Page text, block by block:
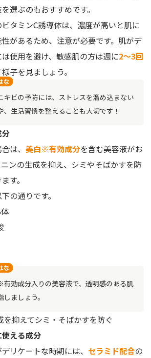
選ぶのもおすすめです。
ビタミンC誘導体は、濃度が高いと肌に
があるため、注意が必要です。肌がデ
使用を避け、敏感肌の方は週に2〜3回
子を見ましょう。
な
キビの予防には、ストレスを溜め込まない
、生活習慣を整えることも大切です！
は、 美白※有効成分を含む美容液がお
ンの生成を抑え、シミやそばかすを防
す。
の通りです。
な
効成分入りの美容液で、透明感のある肌
しましょう。
抑えてシミ・そばかすを防ぐ
える成分
リケートな時期には、 セラミド配合の